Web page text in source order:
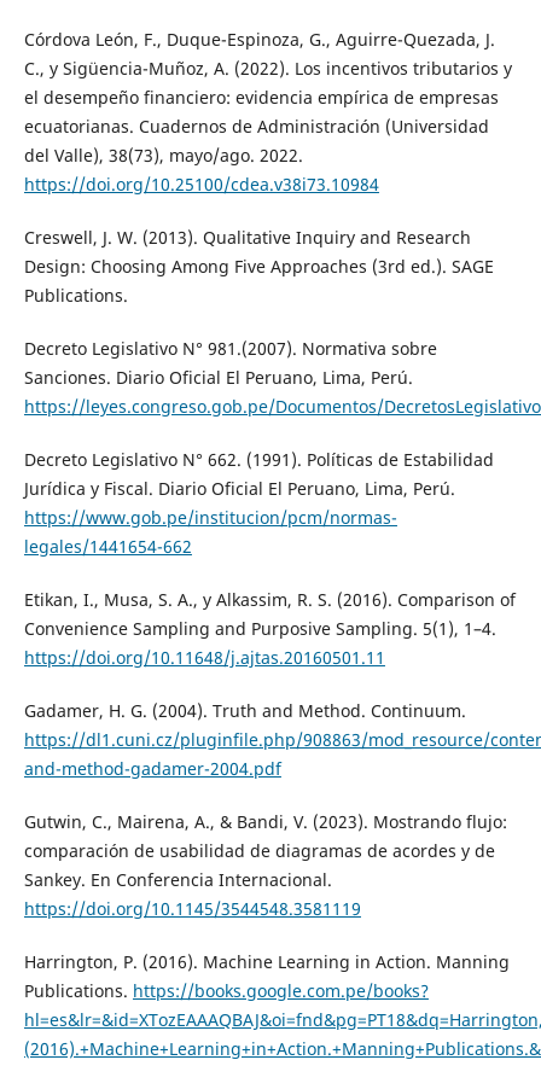
Córdova León, F., Duque-Espinoza, G., Aguirre-Quezada, J.
C., y Sigüencia-Muñoz, A. (2022). Los incentivos tributarios y
el desempeño financiero: evidencia empírica de empresas
ecuatorianas. Cuadernos de Administración (Universidad
del Valle), 38(73), mayo/ago. 2022.
https://doi.org/10.25100/cdea.v38i73.10984
Creswell, J. W. (2013). Qualitative Inquiry and Research
Design: Choosing Among Five Approaches (3rd ed.). SAGE
Publications.
Decreto Legislativo N° 981.(2007). Normativa sobre
Sanciones. Diario Oficial El Peruano, Lima, Perú.
https://leyes.congreso.gob.pe/Documentos/
Decreto Legislativo N° 662. (1991). Políticas de Estabilidad
Jurídica y Fiscal. Diario Oficial El Peruano, Lima, Perú.
https://www.gob.pe/institucion/pcm/normas-
legales/1441654-662
Etikan, I., Musa, S. A., y Alkassim, R. S. (2016). Comparison of
Convenience Sampling and Purposive Sampling. 5(1), 1–4.
https://doi.org/10.11648/j.ajtas.20160501.11
Gadamer, H. G. (2004). Truth and Method. Continuum.
https://dl1.cuni.cz/pluginfile.php/908863/mod_resource/
and-method-gadamer-2004.pdf
Gutwin, C., Mairena, A., & Bandi, V. (2023). Mostrando flujo:
comparación de usabilidad de diagramas de acordes y de
Sankey. En Conferencia Internacional.
https://doi.org/10.1145/3544548.3581119
Harrington, P. (2016). Machine Learning in Action. Manning
Publications. https://books.google.com.pe/books?